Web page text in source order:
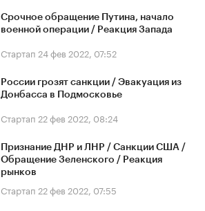
Срочное обращение Путина, начало
военной операции / Реакция Запада
Стартап 24 фев 2022, 07:52
России грозят санкции / Эвакуация из
Донбасса в Подмосковье
Стартап 22 фев 2022, 08:24
Признание ДНР и ЛНР / Санкции США /
Обращение Зеленского / Реакция
рынков
Стартап 22 фев 2022, 07:55